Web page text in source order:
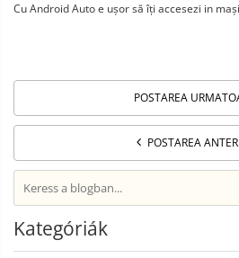
Cu Android Auto e ușor să îți accesezi in
POSTAREA
POSTAREA
Kategóriák